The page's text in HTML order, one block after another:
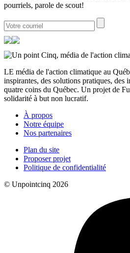
pourriels, parole de scout!
LE média de l'action climatique au
inspirantes, des solutions pratiques, des
quatre coins du Québec. Un projet de
solidarité à but non lucratif.
À propos
Notre équipe
Nos partenaires
Plan du site
Proposer projet
Politique de confidentialité
© Unpointcinq 2026